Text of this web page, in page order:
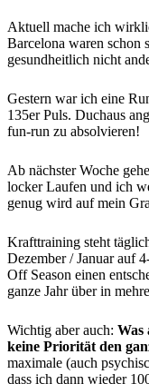
Aktuell mache ich
Barcelona waren schon
gesundheitlich nicht
Gestern war ich eine
135er Puls. Duchaus
fun-run zu absolvieren!
Ab nächster Woche
locker Laufen und ich
genug wird auf mein
Krafttraining steht
Dezember / Januar auf
Off Season einen
ganze Jahr über in
Wichtig aber auch: Was
keine Priorität den
maximale (auch
dass ich dann wieder